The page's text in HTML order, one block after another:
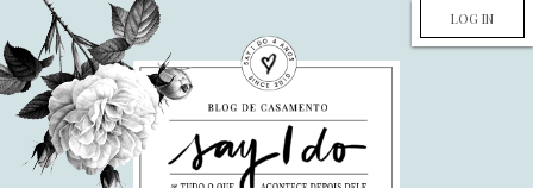
LOG IN